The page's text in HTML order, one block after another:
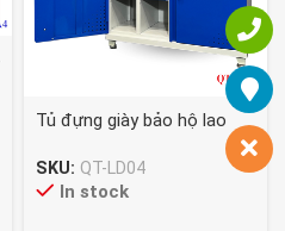
Tủ đựng giày bảo hộ lao
SKU: QT-LD04
In stock